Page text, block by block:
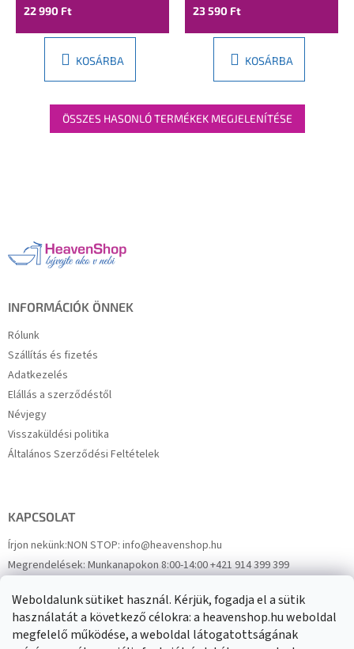
Weboldalunk sütiket használ. Kérjük, fogadja el a sütik
használatát a következő célokra: a heavenshop.hu weboldal
megfelelő működése, a weboldal látogatottságának
22 990 Ft
KOSÁRBA
23 590 Ft
KOSÁRBA
ÖSSZES HASONLÓ TERMÉKEK MEGJELENÍTÉSE
INFORMÁCIÓK ÖNNEK
Rólunk
Szállítás és fizetés
Adatkezelés
Elállás a szerződéstől
Névjegy
Visszaküldési politika
Általános Szerződési Feltételek
KAPCSOLAT
Írjon nekünk:NON STOP: info@heavenshop.hu
Megrendelések:Munkanapokon 8:00-14:00 +421 914 399 399
FacebookHeavenShop.sk